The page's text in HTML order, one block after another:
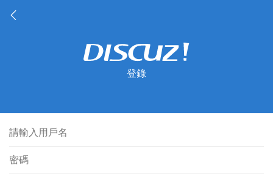
登錄